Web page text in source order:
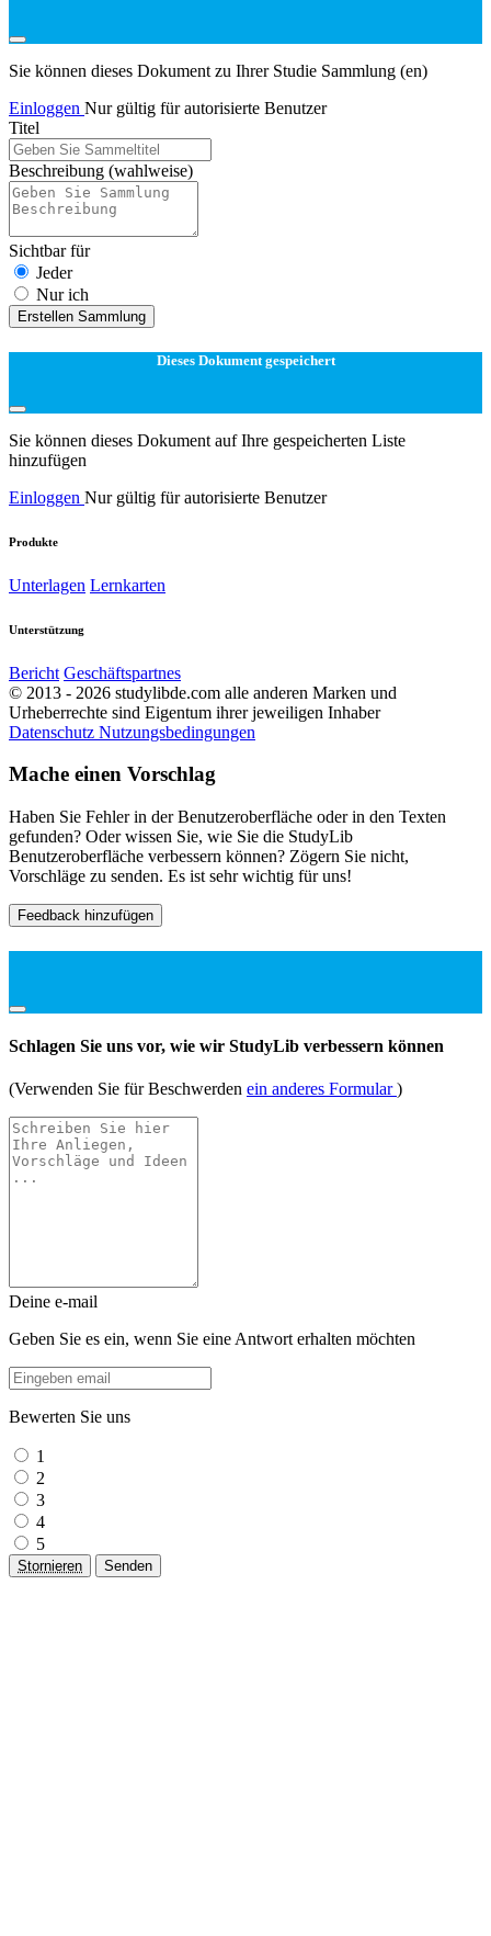
Sie können dieses Dokument zu Ihrer Studie Sammlung (en)
Einloggen Nur gültig für autorisierte Benutzer
Titel
Beschreibung (wahlweise)
Sichtbar für
Jeder
Nur ich
Erstellen Sammlung
Dieses Dokument gespeichert
Sie können dieses Dokument auf Ihre gespeicherten Liste
hinzufügen
Einloggen Nur gültig für autorisierte Benutzer
Produkte
Unterlagen Lernkarten
Unterstützung
Bericht Geschäftspartnes
© 2013 - 2026 studylibde.com alle anderen Marken und
Urheberrechte sind Eigentum ihrer jeweiligen Inhaber
Datenschutz Nutzungsbedingungen
Mache einen Vorschlag
Haben Sie Fehler in der Benutzeroberfläche oder in den Texten
gefunden? Oder wissen Sie, wie Sie die StudyLib
Benutzeroberfläche verbessern können? Zögern Sie nicht,
Vorschläge zu senden. Es ist sehr wichtig für uns!
Feedback hinzufügen
Schlagen Sie uns vor, wie wir StudyLib verbessern können
(Verwenden Sie für Beschwerden ein anderes Formular)
Deine e-mail
Geben Sie es ein, wenn Sie eine Antwort erhalten möchten
Bewerten Sie uns
1
2
3
4
5
Stornieren Senden